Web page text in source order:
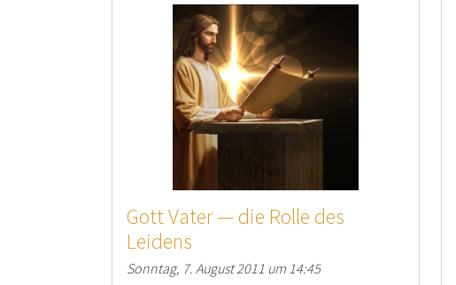
Gott Vater — die Rolle des
Leidens
Sonntag, 7. August 2011 um 14:45